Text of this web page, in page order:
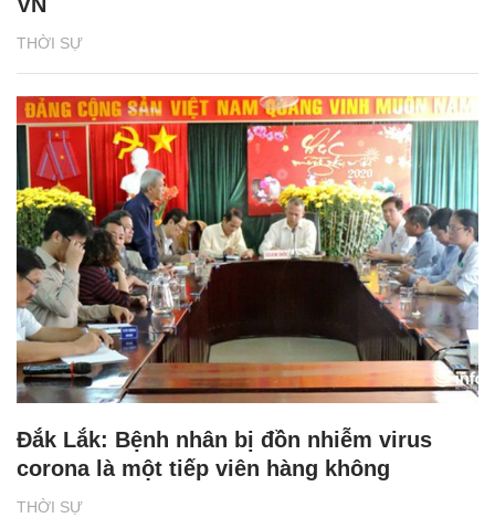
THỜI SỰ
THỜI SỰ
Đắk Lắk: Bệnh nhân bị đồn nhiễm virus
corona là một tiếp viên hàng không